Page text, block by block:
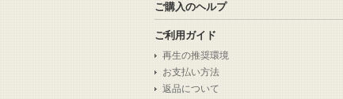
ご購入のヘルプ
ご利用ガイド
再生の推奨環境
お支払い方法
返品について